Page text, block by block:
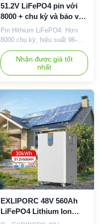
51.2V LiFePO4 pin với
8000 + chu kỳ và bảo vệ
BMS tích hợp cho nhà
lưu trữ năng lượng
Pin Hithium LiFePO4: Hơn
8000 chu kỳ, hiệu suất 96-
99%, BMS tích hợp, phạm vi
nhiệt độ rộng. Mô-đun, có thể
mở rộng 10-50kWh để sử
dụng năng lượng mặt
Nhận được giá tốt
nhất
EXLIPORC 48V 560Ah
LiFePO4 Lithium Ion
Battery Pack với bảo vệ